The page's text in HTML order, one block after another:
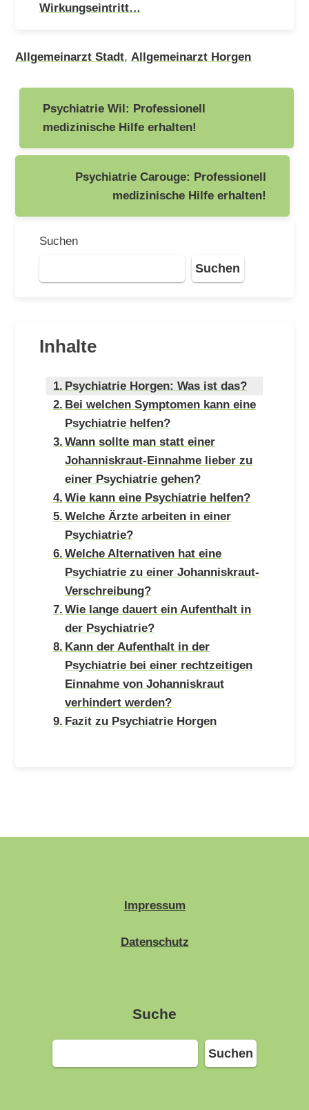
Wirkungseintritt…
Allgemeinarzt Stadt, Allgemeinarzt Horgen
Beitragsnavigation
Psychiatrie Wil: Professionell
medizinische Hilfe erhalten!
Psychiatrie Carouge: Professionell
medizinische Hilfe erhalten!
Suchen
Suchen
Inhalte
Psychiatrie Horgen: Was ist das?
Bei welchen Symptomen kann eine
Psychiatrie helfen?
Wann sollte man statt einer
Johanniskraut-Einnahme lieber zu
einer Psychiatrie gehen?
Wie kann eine Psychiatrie helfen?
Welche Ärzte arbeiten in einer
Psychiatrie?
Welche Alternativen hat eine
Psychiatrie zu einer Johanniskraut-
Verschreibung?
Wie lange dauert ein Aufenthalt in
der Psychiatrie?
Kann der Aufenthalt in der
Psychiatrie bei einer rechtzeitigen
Einnahme von Johanniskraut
verhindert werden?
Fazit zu Psychiatrie Horgen
Impressum
Datenschutz
Suche
Suchen
Suchen